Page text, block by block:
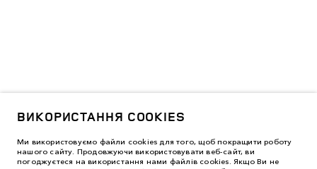
ВИКОРИСТАННЯ COOKIES
Ми використовуємо файли cookies для того, щоб покращити роботу
нашого сайту. Продовжуючи використовувати веб-сайт, ви
погоджуєтеся на використання нами файлів cookies. Якщо Ви не